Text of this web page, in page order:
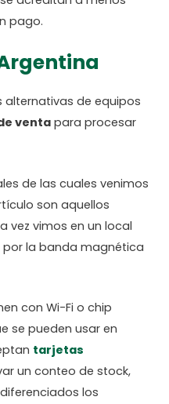
pago.
alternativas de equipos
venta para procesar
de las cuales venimos
son aquellos
vez vimos en un local
la banda magnética
con Wi-Fi o chip
se pueden usar en
tarjetas
un conteo de stock,
los